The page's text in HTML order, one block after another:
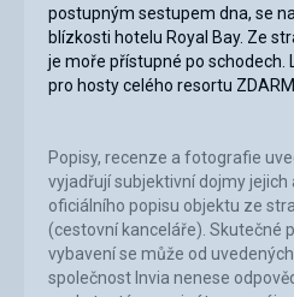
postupným sestupem dna, se
blízkosti hotelu Royal Bay. Ze
je moře přístupné po schodech.
pro hosty celého resortu
Popisy, recenze a fotografie
vyjadřují subjektivní dojmy
oficiálního popisu objektu ze
(cestovní kanceláře). Skutečné
vybavení se může od
společnost Invia nenese